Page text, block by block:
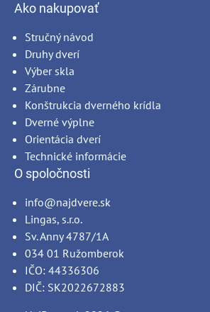
Ako nakupovať
Stručný návod
Druhy dverí
Výber skla
Zárubne
Konštrukcia dverného krídla
Dverné výplne
Orientácia dverí
Technické informácie
O spoločnosti
info@najdvere.sk
Lingas, s.r.o.
Sv. Anny 4787/1A
034 01 Ružomberok
IČO: 44336306
DIČ: SK2022672883